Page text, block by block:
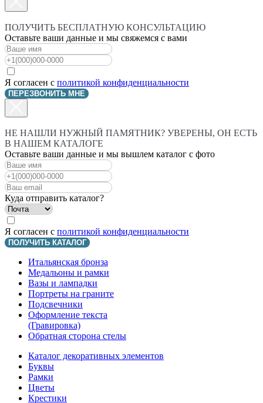
ПОЛУЧИТЬ БЕСПЛАТНУЮ КОНСУЛЬТАЦИЮ
Оставьте ваши данные и мы свяжемся с вами
Я согласен с политикой конфиденциальности
ПЕРЕЗВОНИТЬ МНЕ
НЕ НАШЛИ НУЖНЫЙ ПАМЯТНИК? УВЕРЕНЫ, ОН ЕСТЬ
В НАШЕМ КАТАЛОГЕ
Оставьте ваши данные и мы вышлем каталог с фото
Куда отправить каталог?
Я согласен с политикой конфиденциальности
ПОЛУЧИТЬ КАТАЛОГ
Итальянская бронза
Медальоны и рамки
Вазы и лампадки
Портреты на граните
Подсвечники
Оформление текста
(Гравировка)
Обратная сторона стелы
Каталог декоративных элементов
Буквы
Рамки
Цветы
Крестики